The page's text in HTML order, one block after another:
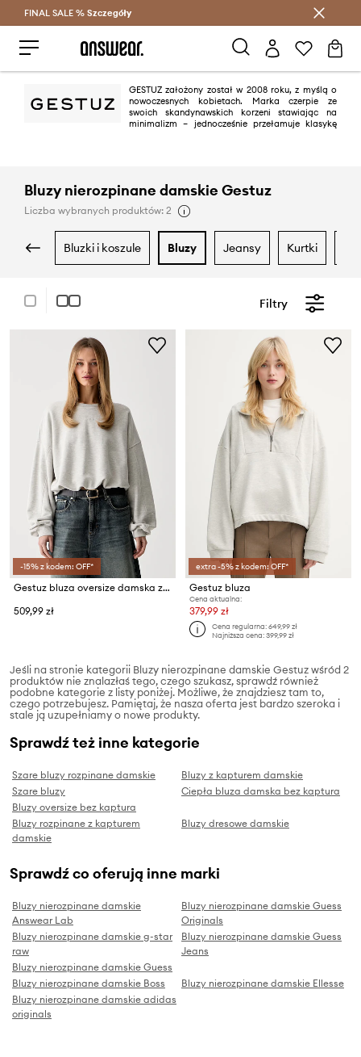
Oszczędzaj z Answear Club >
FINAL SALE % Szczegóły
GESTUZ założony został w 2008 roku, z myślą o
nowoczesnych kobietach. Marka czerpie ze
swoich skandynawskich korzeni stawiając na
minimalizm – jednocześnie przełamuje klasykę
Bluzy nierozpinane damskie Gestuz
Liczba wybranych produktów: 2
bluzki i koszule bluzy jeansy kurtki
Filtry
-15% z kodem: OFF*
Gestuz bluza oversize damska z bawełną GZkahla
509,99 zł
extra -5% z kodem: OFF*
Gestuz bluza
Cena aktualna:
379,99 zł
Cena regularna:649,99 zł
Najniższa cena:399,99 zł
Jeśli na stronie kategorii Bluzy nierozpinane damskie Gestuz wśród 2
produktów nie znalazłaś tego, czego szukasz, sprawdź również
podobne kategorie z listy poniżej. Możliwe, że znajdziesz tam to,
czego potrzebujesz. Pamiętaj, że nasza oferta jest bardzo szeroka i
stale ją uzupełniamy o nowe produkty.
Sprawdź też inne kategorie
Szare bluzy rozpinane damskie
Bluzy z kapturem damskie
Szare bluzy
Ciepła bluza damska bez kaptura
Bluzy oversize bez kaptura
Bluzy rozpinane z kapturem
damskie
Bluzy dresowe damskie
Sprawdź co oferują inne marki
Bluzy nierozpinane damskie
Answear Lab
Bluzy nierozpinane damskie Guess
Originals
Bluzy nierozpinane damskie g-star
raw
Bluzy nierozpinane damskie Guess
Jeans
Bluzy nierozpinane damskie Guess
Bluzy nierozpinane damskie Boss
Bluzy nierozpinane damskie Ellesse
Bluzy nierozpinane damskie adidas
originals